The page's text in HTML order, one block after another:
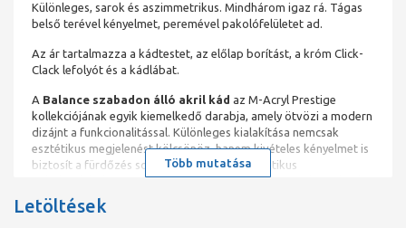
Különleges, sarok és aszimmetrikus. Mindhárom igaz rá. Tágas
belső terével kényelmet, peremével pakolófelületet ad.
Az ár tartalmazza a kádtestet, az előlap borítást, a króm Click-
Clack lefolyót és a kádlábat.
A Balance szabadon álló akril kád az M-Acryl Prestige
kollekciójának egyik kiemelkedő darabja, amely ötvözi a modern
dizájnt a funkcionalitással. Különleges kialakítása nemcsak
esztétikus megjelenést kölcsönöz, hanem kivételes kényelmet is
biztosít a fürdőzés során. A kád pereme praktikus
pakolófelületként szolgál, amely helyet ad a kozmetikumoknak
és egyéb fürdőszobai kiegészítőknek.
A Balance kád ideális választás azok számára, akik a letisztult,
Több mutatása
Letöltések